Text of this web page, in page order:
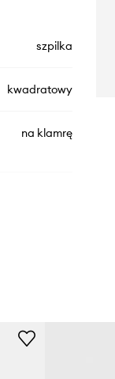
szpilka
kwadratowy
na klamrę